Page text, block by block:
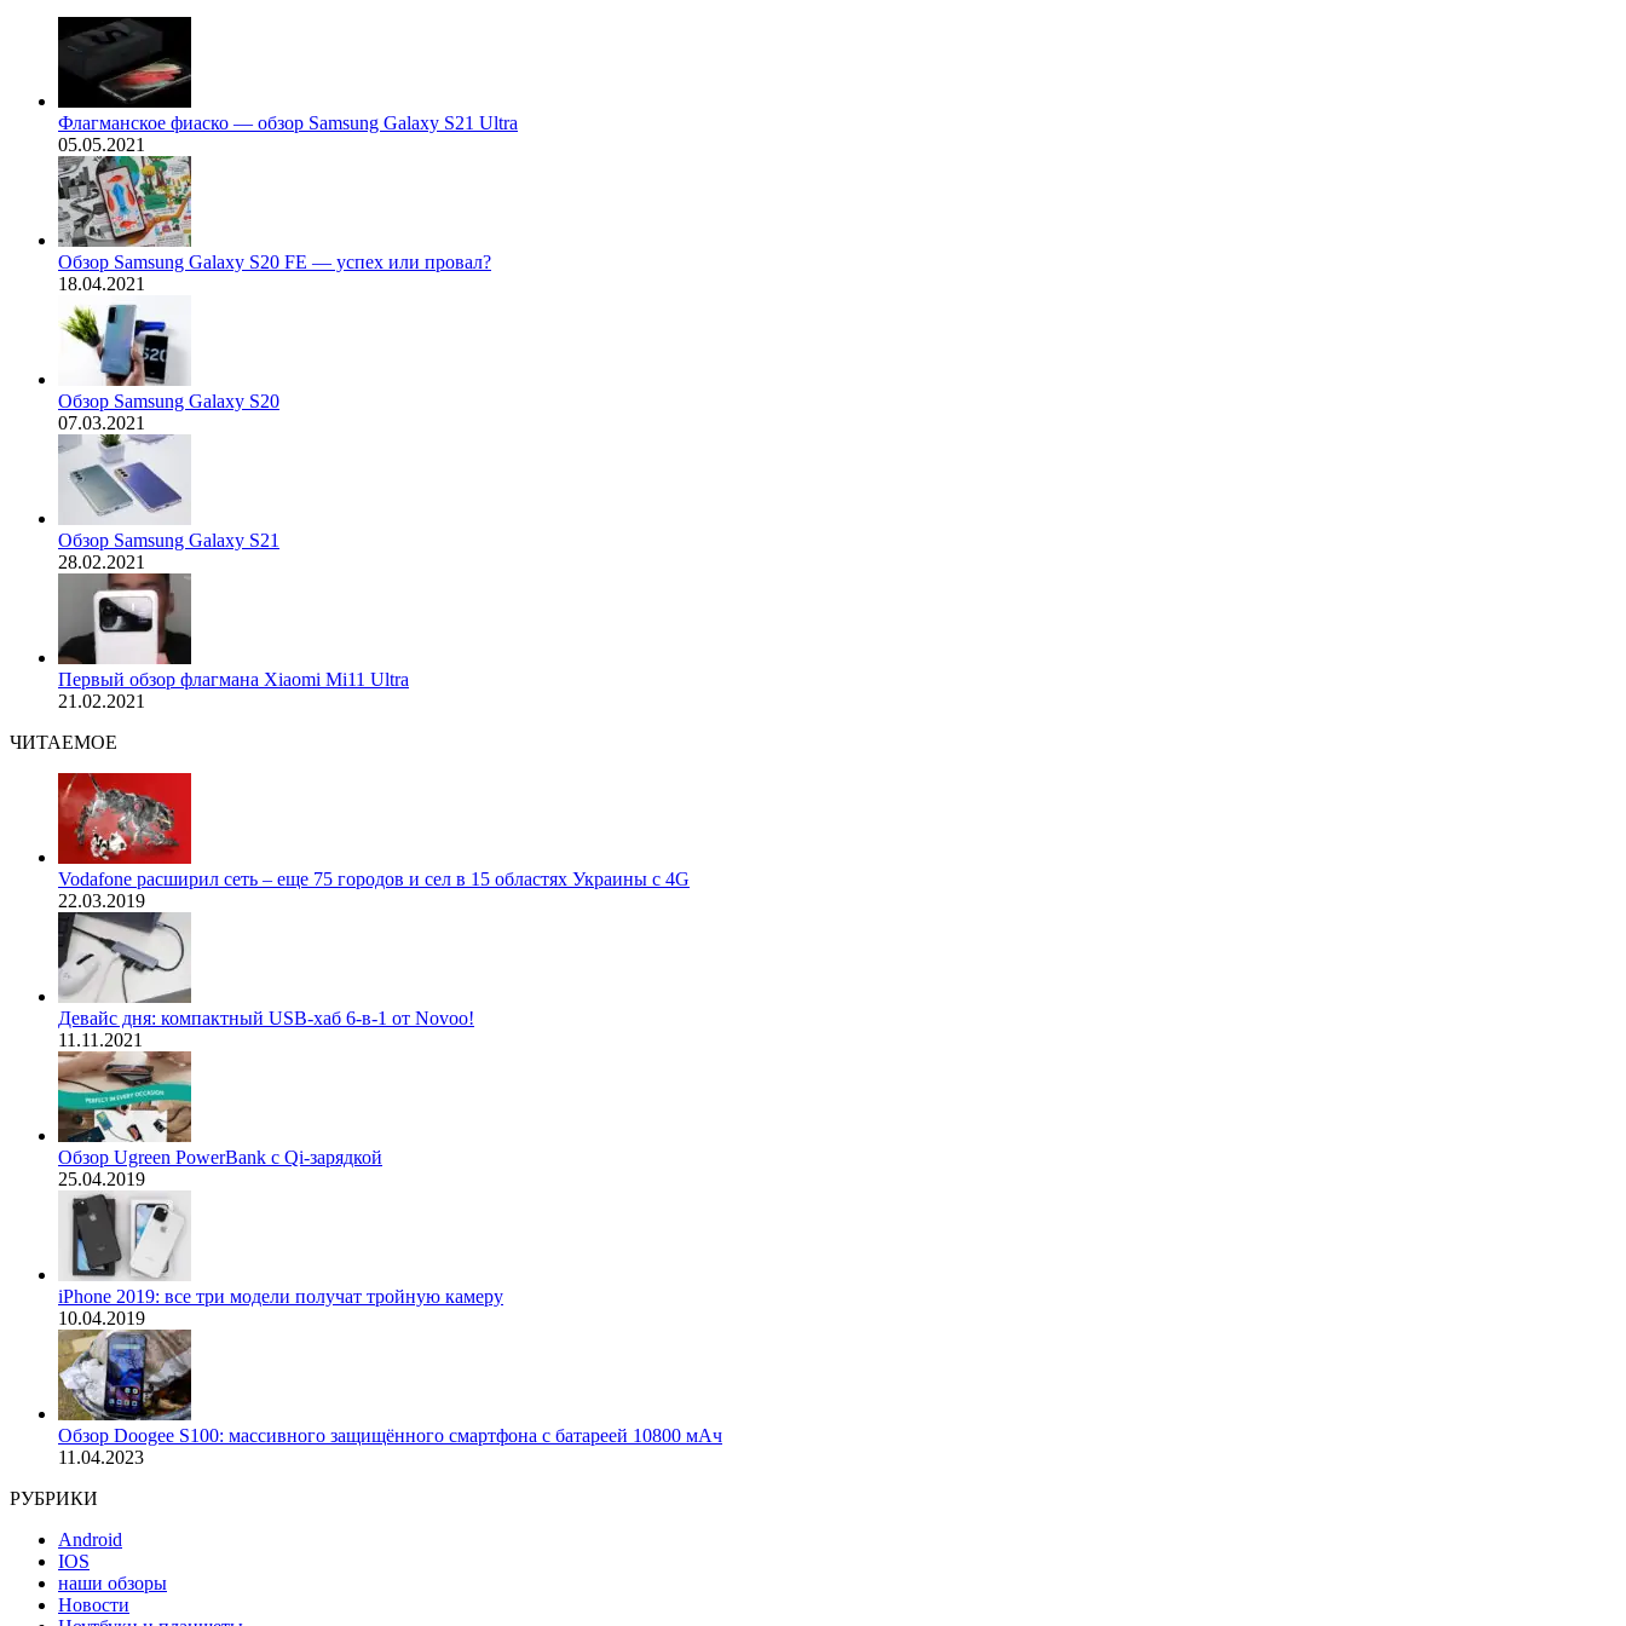
Флагманское фиаско — обзор Samsung Galaxy S21 Ultra
05.05.2021
Обзор Samsung Galaxy S20 FE — успех или провал?
18.04.2021
Обзор Samsung Galaxy S20
07.03.2021
Обзор Samsung Galaxy S21
28.02.2021
Первый обзор флагмана Xiaomi Mi11 Ultra
21.02.2021
ЧИТАЕМОЕ
Vodafone расширил сеть – еще 75 городов и сел в 15 областях Украины с 4G
22.03.2019
Девайс дня: компактный USB-хаб 6-в-1 от Novoo!
11.11.2021
Обзор Ugreen PowerBank с Qi-зарядкой
25.04.2019
iPhone 2019: все три модели получат тройную камеру
10.04.2019
Обзор Doogee S100: массивного защищённого смартфона с батареей 10800 мАч
11.04.2023
РУБРИКИ
Android
IOS
наши обзоры
Новости